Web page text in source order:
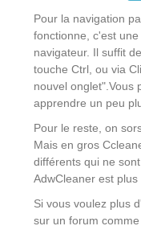
Pour la navigation
fonctionne, c'est
navigateur. Il suffit
touche Ctrl, ou via
nouvel onglet".Vous
apprendre un peu
Pour le reste, on
Mais en gros
différents qui ne
AdwCleaner est
Si vous voulez plus
sur un forum comme